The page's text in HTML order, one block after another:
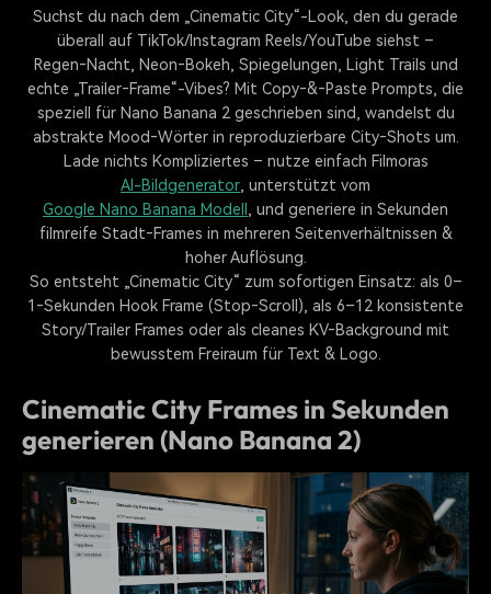
Suchst du nach dem „Cinematic City“-Look, den du gerade
überall auf TikTok/Instagram Reels/YouTube siehst –
Regen‑Nacht, Neon‑Bokeh, Spiegelungen, Light Trails und
echte „Trailer‑Frame“-Vibes? Mit Copy‑&‑Paste Prompts, die
speziell für Nano Banana 2 geschrieben sind, wandelst du
abstrakte Mood‑Wörter in reproduzierbare City‑Shots um.
Lade nichts Kompliziertes – nutze einfach Filmoras
AI-Bildgenerator , unterstützt vom
Google Nano Banana Modell
, und generiere in Sekunden
filmreife Stadt‑Frames in mehreren Seitenverhältnissen &
hoher Auflösung.
So entsteht „Cinematic City“ zum sofortigen Einsatz: als 0–
1‑Sekunden Hook Frame (Stop‑Scroll), als 6–12 konsistente
Story/Trailer Frames oder als cleanes KV‑Background mit
bewusstem Freiraum für Text & Logo.
Cinematic City Frames in Sekunden
generieren (Nano Banana 2)